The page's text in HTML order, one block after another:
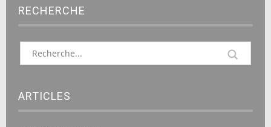
RECHERCHE
ARTICLES